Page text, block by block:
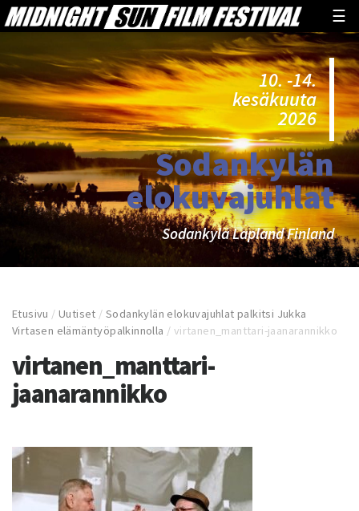
☰
10. -14.
kesäkuuta
2026
Sodankylän
elokuvajuhlat
Sodankylä Lapland Finland
Etusivu /Uutiset /Sodankylän elokuvajuhlat palkitsi Jukka
Virtasen elämäntyöpalkinnolla / virtanen_manttari-jaanarannikko
virtanen_manttari-
jaanarannikko